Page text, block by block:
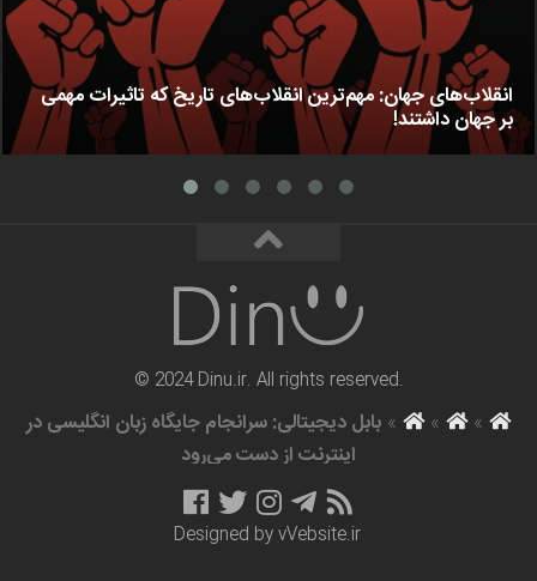
انقلاب‌های جهان: مهم‌ترین انقلاب‌های تاریخ که تاثیرات مهمی
بر جهان داشتند!
© 2024 Dinu.ir. All rights reserved.
»
»
» بابل دیجیتالی: سرانجام جایگاه زبان انگلیسی در
اینترنت از دست می‌رود
Designed byvVebsite.ir